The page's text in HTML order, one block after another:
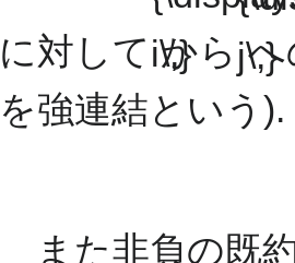
に対して から へ
を強連結という).
また非負の既